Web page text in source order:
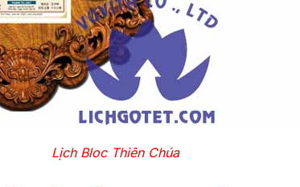
Lịch Bloc Thiên Chúa